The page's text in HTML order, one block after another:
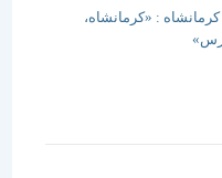
: «کرمانشاه،